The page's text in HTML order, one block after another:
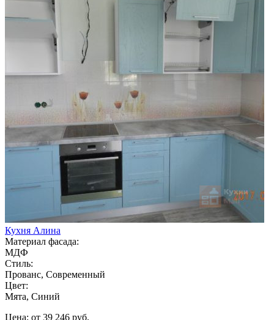
Кухня Алина
Материал фасада:
МДФ
Стиль:
Прованс, Современный
Цвет:
Мята, Синий
Цена: от 39 246 руб.